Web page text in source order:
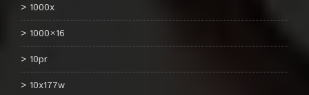
1000x
1000×16
10pr
10x177w